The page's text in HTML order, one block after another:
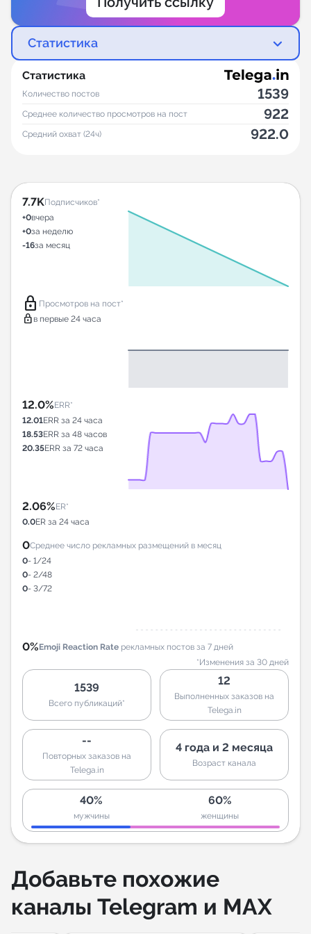
Статистика
Статистика
Количество постов 1539
Среднее количество просмотров на пост 922
Средний охват (24ч) 922.0
7.7KПодписчиков*
+0вчера
+0за неделю
-16за месяц
lock Просмотров на пост*
lock в первые 24 часа
12.0%ERR*
12.01ERR за 24 часа
18.53ERR за 48 часов
20.35ERR за 72 часа
2.06%ER*
0.0ER за 24 часа
0Среднее число рекламных размещений в месяц
0- 1/24
0- 2/48
0- 3/72
0%Emoji Reaction Rate рекламных постов за 7 дней
*Изменения за 30 дней
1539
Всего публикаций*
12
Выполненных заказов на
Telega.in
--
Повторных заказов на
Telega.in
4 года и 2 месяца
Возраст канала
40%
мужчины
60%
женщины
Добавьте похожие
каналы Telegram и MAX